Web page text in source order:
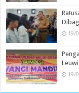
19/
19/